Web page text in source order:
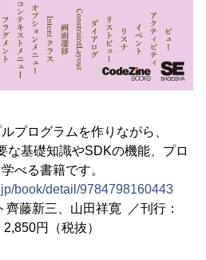
プログラムを作りながら、
な基礎知識やSDKの機能、プロ
べる書籍です。
book/detail/9784798160443
藤新三、山田祥寛 ／刊行：
円（税抜）